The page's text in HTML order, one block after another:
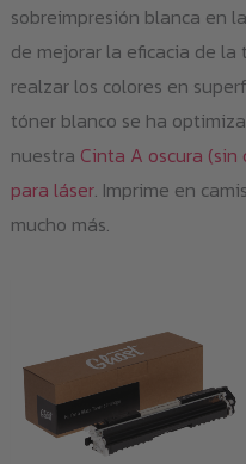
sobreimpresión blanca en
de mejorar la eficacia de
realzar los colores en
tóner blanco se ha
nuestra Cinta A oscura
para láser. Imprime en
mucho más.